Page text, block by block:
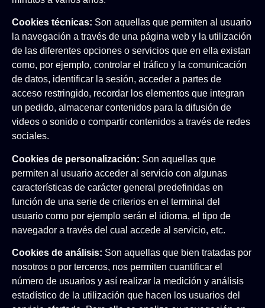
Cookies técnicas: Son aquellas que permiten al usuario
la navegación a través de una página web y la utilización
de las diferentes opciones o servicios que en ella existan
como, por ejemplo, controlar el tráfico y la comunicación
de datos, identificar la sesión, acceder a partes de
acceso restringido, recordar los elementos que integran
un pedido, almacenar contenidos para la difusión de
videos o sonido o compartir contenidos a través de redes
sociales.
Cookies de personalización: Son aquellas que
permiten al usuario acceder al servicio con algunas
características de carácter general predefinidas en
función de una serie de criterios en el terminal del
usuario como por ejemplo serán el idioma, el tipo de
navegador a través del cual accede al servicio, etc.
Cookies de análisis: Son aquellas que bien tratadas por
nosotros o por terceros, nos permiten cuantificar el
número de usuarios y así realizar la medición y análisis
estadístico de la utilización que hacen los usuarios del